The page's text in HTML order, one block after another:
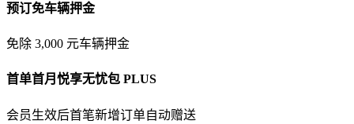
预订免车辆押金
免除 3,000 元车辆押金
首单首月悦享无忧包 PLUS
会员生效后首笔新增订单自动赠送